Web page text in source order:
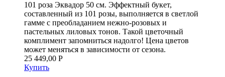
101 роза Эквадор 50 см. Эффектный букет,
составленный из 101 розы, выполняется в светлой
гамме с преобладанием нежно-розовых и
пастельных лиловых тонов. Такой цветочный
комплимент запомниться надолго! Цена цветов
может меняться в зависимости от сезона.
25 449,00 Р
Купить